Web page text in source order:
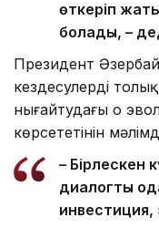
өткеріп
болады, –
Президент
кездесулердің
нығайтудағы оң
көрсететінін
– Бірлескен
диалогты
инвестиция,